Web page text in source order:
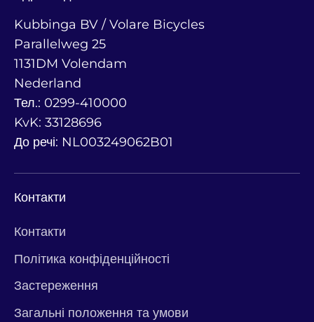
Kubbinga BV / Volare Bicycles
Parallelweg 25
1131DM Volendam
Nederland
Тел.: 0299-410000
KvK: 33128696
До речі: NL003249062B01
Контакти
Контакти
Політика конфіденційності
Застереження
Загальні положення та умови